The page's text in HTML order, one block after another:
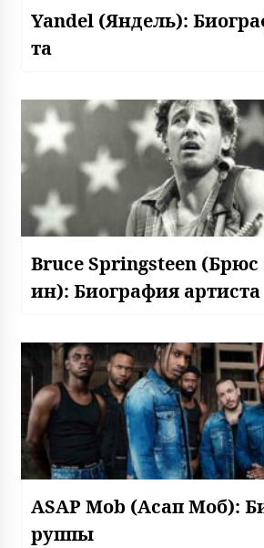
Yandel (Яндель):
та
Bruce Springsteen (Брюс
ин): Биография артиста
ASAP Mob (Асап Моб):
руппы